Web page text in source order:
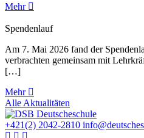
Mehr
Spendenlauf
Am 7. Mai 2026 fand der
verbrachten gemeinsam mit
[…]
Mehr
Alle Aktualitäten
+421(2) 2042-2810